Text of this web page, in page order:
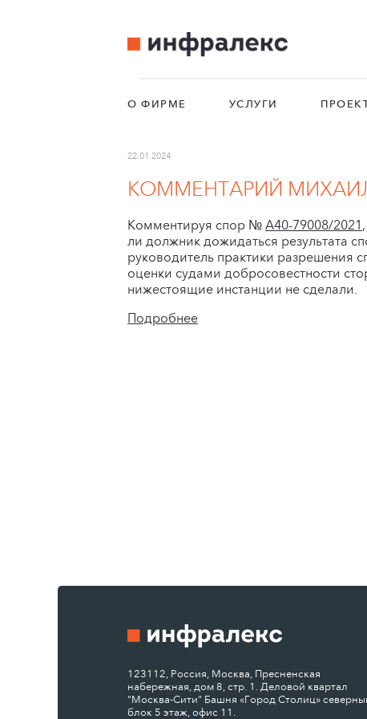
О ФИРМЕ УСЛУГИ
22.01.2024
КОММЕНТАРИЙ
Комментируя спор № А40-79008/2021
ли должник дожидаться результата
руководитель практики разрешения
оценки судами добросовестности
нижестоящие инстанции не сделали.
Подробнее
123112, Россия, Москва, Пресненская
набережная, дом 8, стр. 1. Деловой квартал
"Москва-Сити" Башня «Город Столиц»
блок 5 этаж, офис 11.